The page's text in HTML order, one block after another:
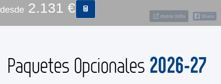
more info
desde 2.131 €
Paquetes Opcionales 2026-27